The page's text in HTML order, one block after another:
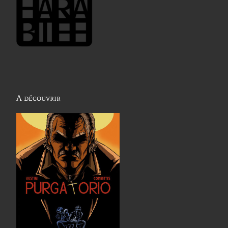
A découvrir